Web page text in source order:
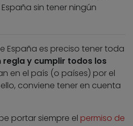
sin tener ningún
España es preciso tener toda
y cumplir todos los
en el país (o países) por el
conviene tener en cuenta
portar siempre el permiso de